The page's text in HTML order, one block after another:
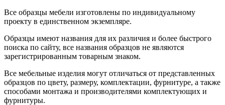
Все образцы мебели изготовлены по индивидуальному
проекту в единственном экземпляре.
Образцы имеют названия для их различия и более быстрого
поиска по сайту, все названия образцов не являются
зарегистрированным товарным знаком.
Все мебельные изделия могут отличаться от представленных
образцов по цвету, размеру, комплектации, фурнитуре, а также
способами монтажа и производителями комплектующих и
фурнитуры.